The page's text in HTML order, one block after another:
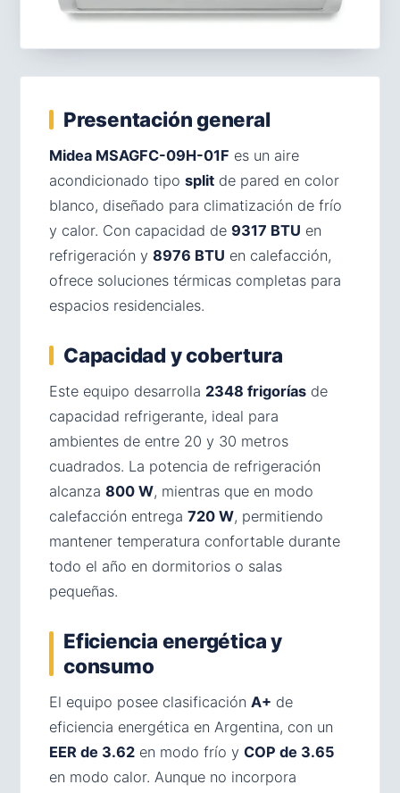
Presentación general
Midea MSAGFC-09H-01F es un aire
acondicionado tipo split de pared en color
blanco, diseñado para climatización de frío
y calor. Con capacidad de 9317 BTU en
refrigeración y 8976 BTU en calefacción,
ofrece soluciones térmicas completas para
espacios residenciales.
Capacidad y cobertura
Este equipo desarrolla 2348 frigorías de
capacidad refrigerante, ideal para
ambientes de entre 20 y 30 metros
cuadrados. La potencia de refrigeración
alcanza 800 W, mientras que en modo
calefacción entrega 720 W, permitiendo
mantener temperatura confortable durante
todo el año en dormitorios o salas
pequeñas.
Eficiencia energética y
consumo
El equipo posee clasificación A+ de
eficiencia energética en Argentina, con un
EER de 3.62 en modo frío y COP de 3.65
en modo calor. Aunque no incorpora